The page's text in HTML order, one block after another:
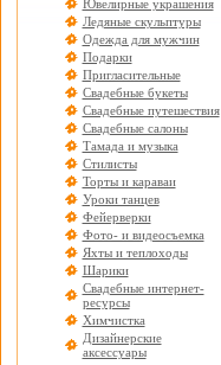
Ювелирные украшения
Ледяные скульптуры
Одежда для мужчин
Подарки
Пригласительные
Свадебные букеты
Свадебные путешествия
Свадебные салоны
Тамада и музыка
Стилисты
Торты и караваи
Уроки танцев
Фейерверки
Фото- и видеосъемка
Яхты и теплоходы
Шарики
Свадебные интернет-
ресурсы
Химчистка
Дизайнерские
аксессуары